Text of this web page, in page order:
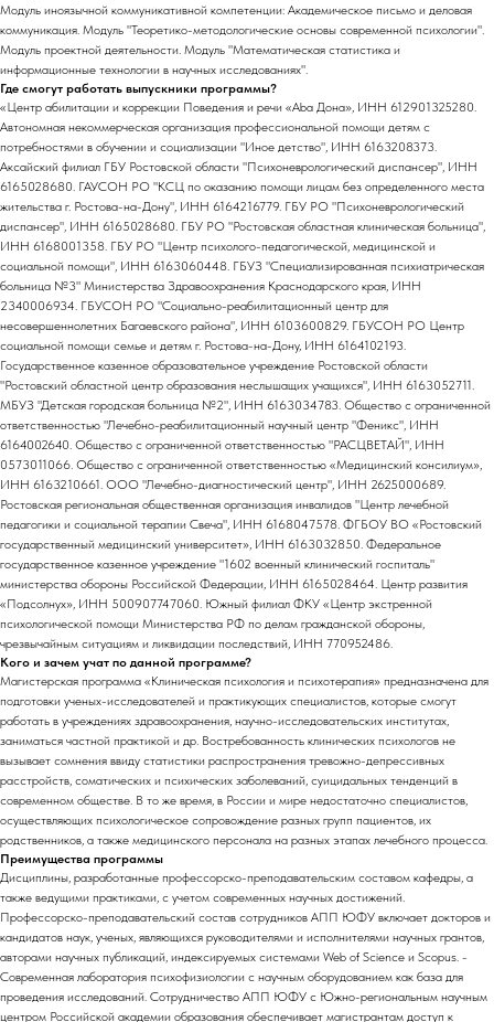
Модуль иноязычной коммуникативной компетенции: Академическое письмо и деловая
коммуникация. Модуль "Теоретико-методологические основы современной психологии".
Модуль проектной деятельности. Модуль "Математическая статистика и
информационные технологии в научных исследованиях".
Где смогут работать выпускники программы?
«Центр абилитации и коррекции Поведения и речи «Aba Дона», ИНН 612901325280.
Автономная некоммерческая организация профессиональной помощи детям с
потребностями в обучении и социализации "Иное детство", ИНН 6163208373.
Аксайский филиал ГБУ Ростовской области "Психоневрологический диспансер", ИНН
6165028680. ГАУСОН РО "КСЦ по оказанию помощи лицам без определенного места
жительства г. Ростова-на-Дону", ИНН 6164216779. ГБУ РО "Психоневрологический
диспансер", ИНН 6165028680. ГБУ РО "Ростовская областная клиническая больница",
ИНН 6168001358. ГБУ РО "Центр психолого-педагогической, медицинской и
социальной помощи", ИНН 6163060448. ГБУЗ "Специализированная психиатрическая
больница №3" Министерства Здравоохранения Краснодарского края, ИНН
2340006934. ГБУСОН РО "Социально-реабилитационный центр для
несовершеннолетних Багаевского района", ИНН 6103600829. ГБУСОН РО Центр
социальной помощи семье и детям г. Ростова-на-Дону, ИНН 6164102193.
Государственное казенное образовательное учреждение Ростовской области
"Ростовский областной центр образования неслышащих учащихся", ИНН 6163052711.
МБУЗ "Детская городская больница №2", ИНН 6163034783. Общество с ограниченной
ответственностью "Лечебно-реабилитационный научный центр "Феникс", ИНН
6164002640. Общество с ограниченной ответственностью "РАСЦВЕТАЙ", ИНН
0573011066. Общество с ограниченной ответственностью «Медицинский консилиум»,
ИНН 6163210661. ООО "Лечебно-диагностический центр", ИНН 2625000689.
Ростовская региональная общественная организация инвалидов "Центр лечебной
педагогики и социальной терапии Свеча", ИНН 6168047578. ФГБОУ ВО «Ростовский
государственный медицинский университет», ИНН 6163032850. Федеральное
государственное казенное учреждение "1602 военный клинический госпиталь"
министерства обороны Российской Федерации, ИНН 6165028464. Центр развития
«Подсолнух», ИНН 500907747060. Южный филиал ФКУ «Центр экстренной
психологической помощи Министерства РФ по делам гражданской обороны,
чрезвычайным ситуациям и ликвидации последствий, ИНН 770952486.
Кого и зачем учат по данной программе?
Магистерская программа «Клиническая психология и психотерапия» предназначена для
подготовки ученых-исследователей и практикующих специалистов, которые смогут
работать в учреждениях здравоохранения, научно-исследовательских институтах,
заниматься частной практикой и др. Востребованность клинических психологов не
вызывает сомнения ввиду статистики распространения тревожно-депрессивных
расстройств, соматических и психических заболеваний, суицидальных тенденций в
современном обществе. В то же время, в России и мире недостаточно специалистов,
осуществляющих психологическое сопровождение разных групп пациентов, их
родственников, а также медицинского персонала на разных этапах лечебного процесса.
Преимущества программы
Дисциплины, разработанные профессорско-преподавательским составом кафедры, а
также ведущими практиками, с учетом современных научных достижений.
Профессорско-преподавательский состав сотрудников АПП ЮФУ включает докторов и
кандидатов наук, ученых, являющихся руководителями и исполнителями научных грантов,
авторами научных публикаций, индексируемых системами Web of Science и Scopus. -
Современная лаборатория психофизиологии с научным оборудованием как база для
проведения исследований. Сотрудничество АПП ЮФУ с Южно-региональным научным
центром Российской академии образования обеспечивает магистрантам доступ к